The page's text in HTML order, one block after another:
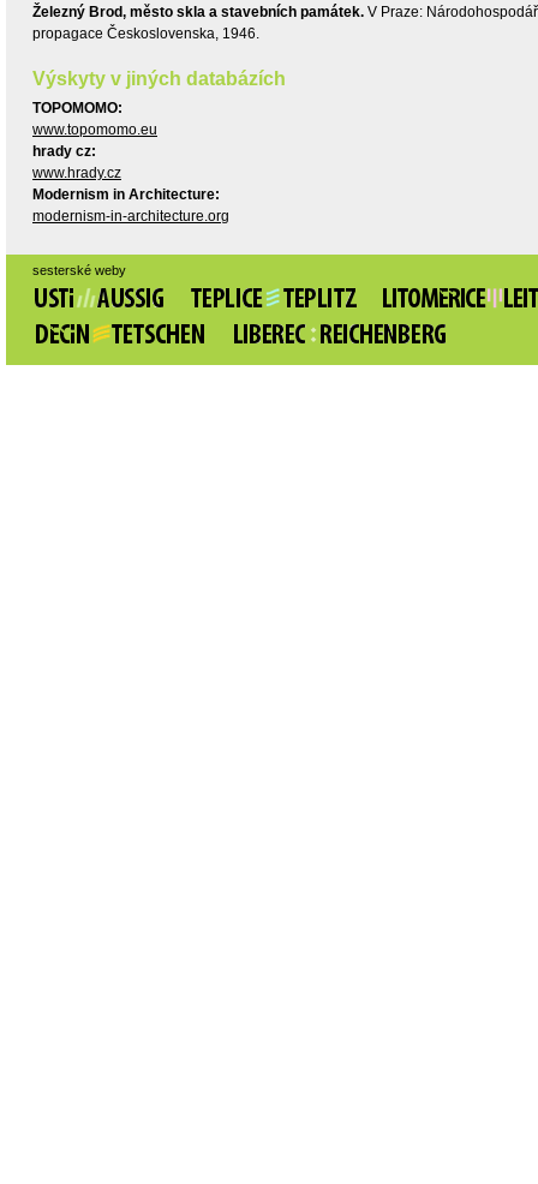
Železný Brod, město skla a stavebních památek. V Praze:
propagace Československa, 1946.
Výskyty v jiných databázích
TOPOMOMO:
www.topomomo.eu
hrady cz:
www.hrady.cz
Modernism in Architecture:
modernism-in-architecture.org
sesterské weby